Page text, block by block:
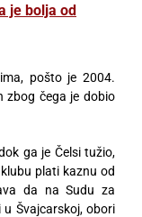
je bolja od
pošto je 2004.
zbog čega je dobio
ga je Čelsi tužio,
plati kaznu od
da na Sudu za
Švajcarskoj, obori